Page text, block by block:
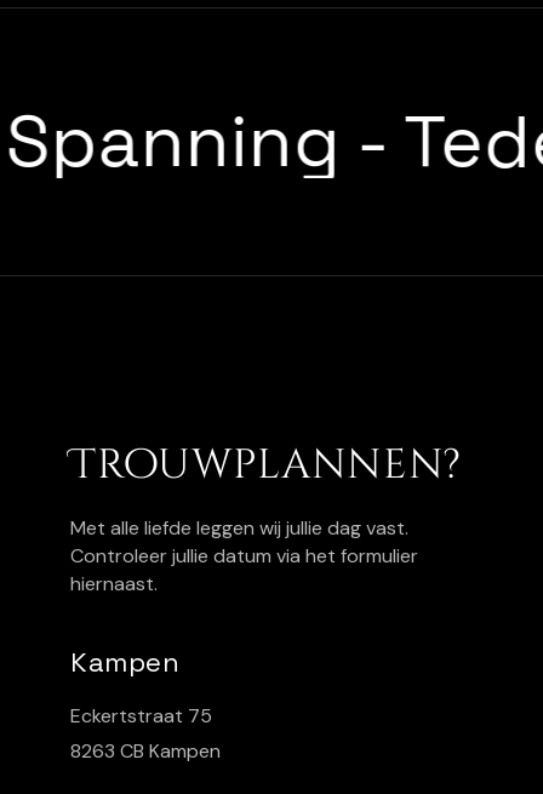
Spanning-
Trouwplannen?
Met alle liefde leggen wij jullie dag vast.
Controleer jullie datum via het formulier
hiernaast.
Kampen
Eckertstraat 75
8263 CB Kampen